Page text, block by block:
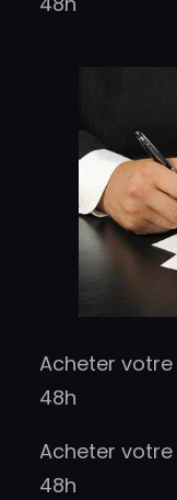
Acheter votre
48h
Acheter votre
48h